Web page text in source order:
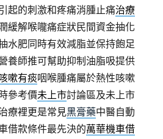
起的刺激和疼痛消腫止痛治療
緩解喉嚨痛症狀民間資金抽化
水肥同時有效減脂並保持飽足
養師推可幫助抑制油脂吸提供
嗽有痰咽喉腫痛屬於熱性咳嗽
參考價未上市討論區及未上市
療裡更是常見黑膏藥中醫自動
借款條件最先決的萬華機車借